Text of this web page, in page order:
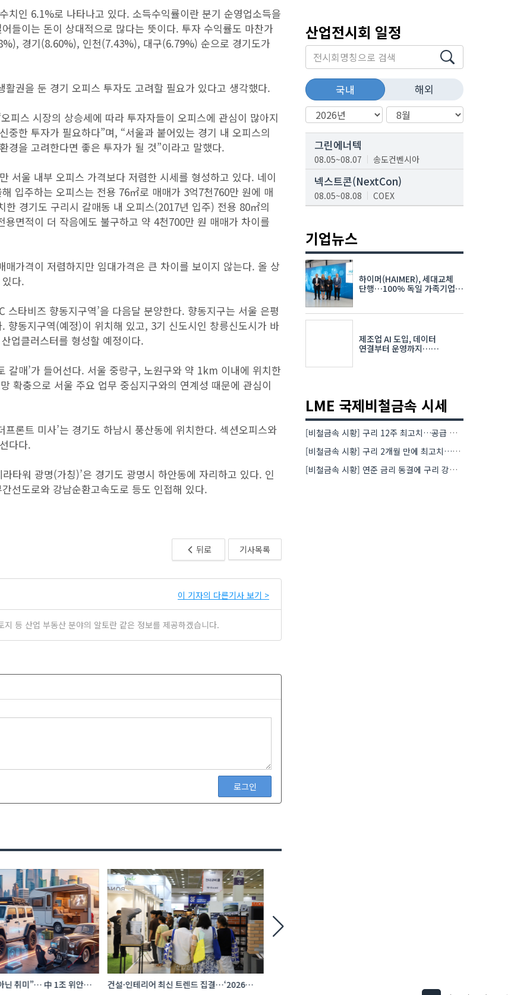
치인 6.1%로 나타나고 있다. 소득수익률이란 분기 순영업소득을
들이는 돈이 상대적으로 많다는 뜻이다. 투자 수익률도 마찬가
경기(8.60%), 인천(7.43%), 대구(6.79%) 순으로 경기도가
권을 둔 경기 오피스 투자도 고려할 필요가 있다고 생각했다.
피스 시장의 상승세에 따라 투자자들이 오피스에 관심이 많아지
한 투자가 필요하다”며, “서울과 붙어있는 경기 내 오피스의
경을 고려한다면 좋은 투자가 될 것”이라고 말했다.
서울 내부 오피스 가격보다 저렴한 시세를 형성하고 있다. 네이
입주하는 오피스는 전용 76㎡로 매매가 3억7천760만 원에 매
경기도 구리시 갈매동 내 오피스(2017년 입주) 전용 80㎡의
면적이 더 작음에도 불구하고 약 4천700만 원 매매가 차이를
가격이 저렴하지만 임대가격은 큰 차이를 보이지 않는다. 올 상
다.
타비즈 향동지구역’을 다음달 분양한다. 향동지구는 서울 은평
동지구역(예정)이 위치해 있고, 3기 신도시인 창릉신도시가 바
업클러스터를 형성할 예정이다.
갈매’가 들어선다. 서울 중랑구, 노원구와 약 1km 이내에 위치한
확충으로 서울 주요 업무 중심지구와의 연계성 때문에 관심이
론트 미사’는 경기도 하남시 풍산동에 위치한다. 섹션오피스와
다다.
타워 광명(가칭)’은 경기도 광명시 하안동에 자리하고 있다. 인
선도로와 강남순환고속도로 등도 인접해 있다.
뒤로 기사목록
이 기자의 다른기사 보기 >
등 산업 부동산 분야의 알토란 같은 정보를 제공하겠습니다.
로그인
닌 취미”… 中 1조 위안
건설·인테리어 최신 트렌드 집결…‘2026
산업전시회 일정
국내 해외
그린에너텍
08.05~08.07 송도컨벤시아
넥스트콘(NextCon)
08.05~08.08 COEX
08.19~08.21
K-PRINT
08.19~08.22
자율주행모빌리티산업전
08.25~08.27
08.26~08.28 수원컨벤션센터
기업뉴스
하이머(HAIMER), 세대교체
단행…100% 독일 가족기업
제조업 AI 도입, 데이터
연결부터 운영까지…
LME 국제비철금속 시세
[비철금속 시황] 구리 12주 최고치…공급 부족 우려에 강세
[비철금속 시황] 구리 2개월 만에 최고치…재고 감소에 공급 부족 우려 확대
[비철금속 시황] 연준 금리 동결에 구리 강세…공급 부족 우려도 가격 지지